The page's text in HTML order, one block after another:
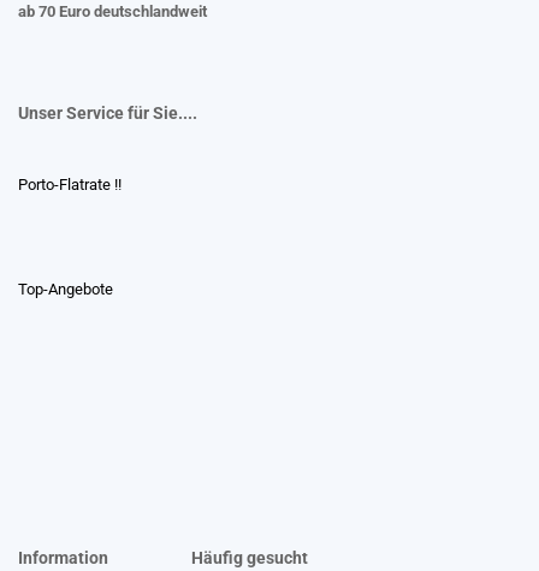
ab 70 Euro deutschlandweit
Unser Service für Sie....
Porto-Flatrate !!
Top-Angebote
Information Häufig gesucht